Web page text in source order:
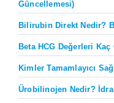
Güncellemesi)
Bilirubin Direkt Nedir?
Beta HCG Değerleri Kaç
Kimler Tamamlayıcı
Ürobilinojen Nedir?